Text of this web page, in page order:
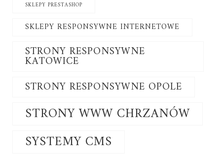
SKLEPY PRESTASHOP
SKLEPY RESPONSYWNE INTERNETOWE
STRONY RESPONSYWNE
KATOWICE
STRONY RESPONSYWNE OPOLE
STRONY WWW CHRZANÓW
SYSTEMY CMS